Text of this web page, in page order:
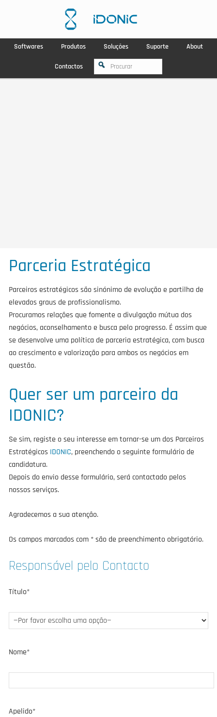
Softwares Produtos Soluções Suporte About
Contactos
Parceria Estratégica
Parceiros estratégicos são sinónimo de evolução e partilha de
elevados graus de profissionalismo.
Procuramos relações que fomente a divulgação mútua dos
negócios, aconselhamento e busca pelo progresso. É assim que
se desenvolve uma política de parceria estratégica, com busca
ao crescimento e valorização para ambos os negócios em
questão.
Quer ser um parceiro da
IDONIC?
Se sim, registe o seu interesse em tornar-se um dos Parceiros
Estratégicos IDONIC, preenchendo o seguinte formulário de
candidatura.
Depois do envio desse formulário, será contactado pelos
nossos serviços.
Agradecemos a sua atenção.
Os campos marcados com * são de preenchimento obrigatório.
Responsável pelo Contacto
Título*
Nome*
Apelido*